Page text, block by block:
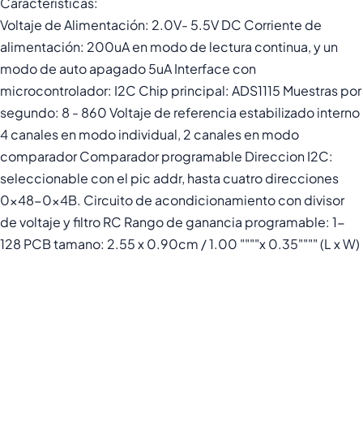
Voltaje de Alimentación: 2.0V- 5.5V DC Corriente de
alimentación: 200uA en modo de lectura continua, y un
modo de auto apagado 5uA Interface con
microcontrolador: I2C Chip principal: ADS1115 Muestras por
segundo: 8 - 860 Voltaje de referencia estabilizado interno
4 canales en modo individual, 2 canales en modo
comparador Comparador programable Direccion I2C:
seleccionable con el pic addr, hasta cuatro direcciones
0x48-0x4B. Circuito de acondicionamiento con divisor
de voltaje y filtro RC Rango de ganancia programable: 1-
128 PCB tamano: 2.55 x 0.90cm / 1.00 """"x 0.35"""" (L x W)